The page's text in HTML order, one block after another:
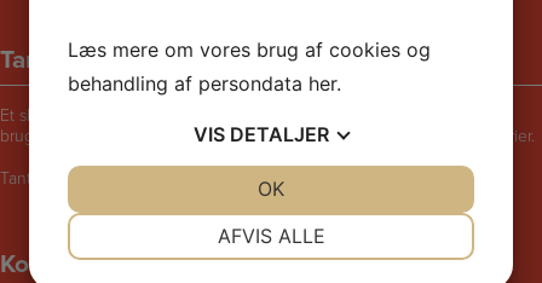
Tante Andantes hus
Et skægt og rart sted for børn i følge med voksne. Bliv udfordret til at
bruge fantasien, lege, synge, danse, male, opfinde eller fortælle historier.
Tante Andantes Hus i Lemvig drives af KFUM og KFUK i Lemvig.
Kontaktinformation
Læs mere om vores brug af cookies og
behandling af persondata her.
VIS DETALJER
AFVIS ALLE
OK